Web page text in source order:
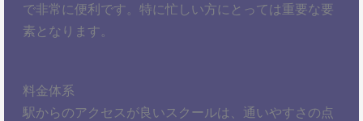
で非常に便利です。特に忙しい方にとっては重要な要
素となります。
料金体系
駅からのアクセスが良いスクールは、通いやすさの点